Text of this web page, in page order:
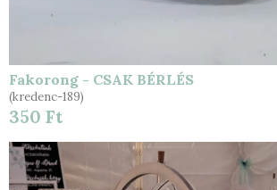
Fakorong - CSAK BÉRLÉS
(kredenc-189)
350 Ft